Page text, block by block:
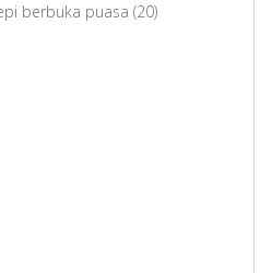
berbuka puasa (20)